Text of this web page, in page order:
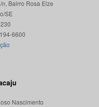
Bairro Rosa Elze
SE
Nascimento